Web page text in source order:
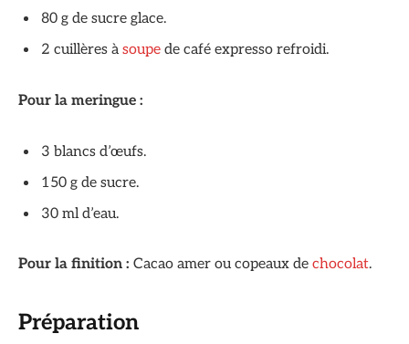
80 g de sucre glace.
2 cuillères à soupe de café expresso refroidi.
Pour la meringue :
3 blancs d’œufs.
150 g de sucre.
30 ml d’eau.
Pour la finition : Cacao amer ou copeaux de chocolat.
Préparation